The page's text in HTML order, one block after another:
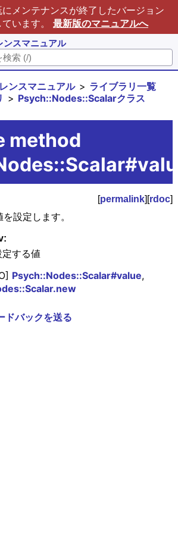
メンテナンスが終了したバージョン
います。 最新版のマニュアルへ
スマニュアル
ンスマニュアル
ライブラリ一覧
Psych::Nodes::Scalarクラス
method
[permalink][rdoc]
設定します。
定する値
Psych::Nodes::Scalar#value,
ドバックを送る